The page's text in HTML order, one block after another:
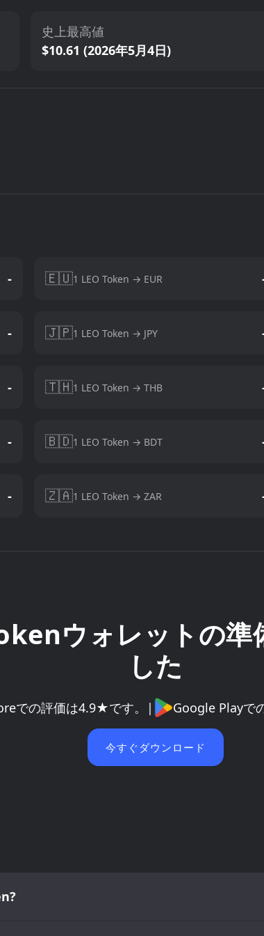
史上最高値
$10.61 (2026年5月4日)
- 🇪🇺1 LEO Token → EUR
- 🇯🇵1 LEO Token → JPY
- 🇹🇭1 LEO Token → THB
- 🇧🇩1 LEO Token → BDT
- 🇿🇦1 LEO Token → ZAR
ウォレットの準
した
での評価は4.9★です。 | Google Playで
今すぐダウンロード